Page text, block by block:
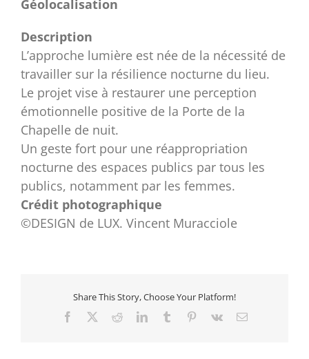
Géolocalisation
Description
L’approche lumière est née de la nécessité de
travailler sur la résilience nocturne du lieu.
Le projet vise à restaurer une perception
émotionnelle positive de la Porte de la
Chapelle de nuit.
Un geste fort pour une réappropriation
nocturne des espaces publics par tous les
publics, notamment par les femmes.
Crédit photographique
©DESIGN de LUX. Vincent Muracciole
Share This Story, Choose Your Platform!
Facebook RedditLinkedInTumblr Pinterest
Vk Email